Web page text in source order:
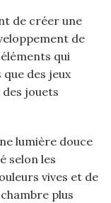
de créer une
de
qui
des jeux
des jouets
lumière douce
selon les
vives et de
plus